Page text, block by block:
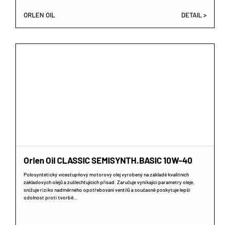
ORLEN OIL DETAIL >
Orlen Oil CLASSIC SEMISYNTH.BASIC 10W-40
Polosyntetický vícestupňový motorový olej vyrobený na základě kvalitních
základových olejů a zušlechťujících přísad. Zaručuje vynikající parametry oleje,
snižuje riziko nadměrného opotřebování ventilů a současně poskytuje lepší
odolnost proti tvorbě…